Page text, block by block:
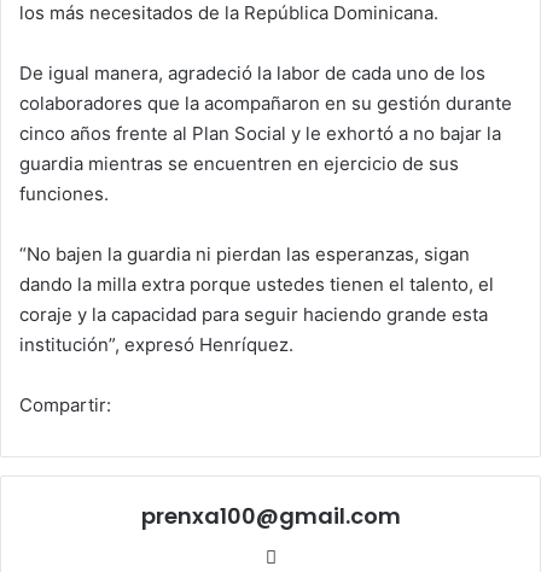
los más necesitados de la República Dominicana.
De igual manera, agradeció la labor de cada uno de los
colaboradores que la acompañaron en su gestión durante
cinco años frente al Plan Social y le exhortó a no bajar la
guardia mientras se encuentren en ejercicio de sus
funciones.
“No bajen la guardia ni pierdan las esperanzas, sigan
dando la milla extra porque ustedes tienen el talento, el
coraje y la capacidad para seguir haciendo grande esta
institución”, expresó Henríquez.
Compartir:
prenxa100@gmail.com